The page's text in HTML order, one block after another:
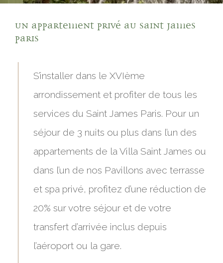
Un appartement privé au Saint James
Paris
S’installer dans le XVIème
arrondissement et profiter de tous les
services du Saint James Paris. Pour un
séjour de 3 nuits ou plus dans l’un des
appartements de la Villa Saint James ou
dans l’un de nos Pavillons avec terrasse
et spa privé, profitez d’une réduction de
20% sur votre séjour et de votre
transfert d’arrivée inclus depuis
l’aéroport ou la gare.